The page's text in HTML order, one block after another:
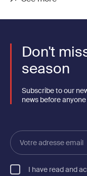
Don't
season
Subscribe to our
news before
Votre
adresse
email
I have read and